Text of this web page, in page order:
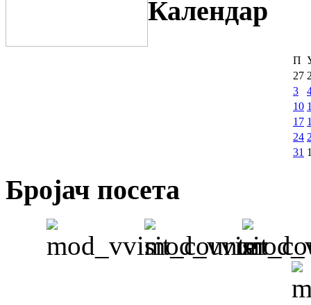
Календар
П
27
3
10
17
24
31
Бројач посета